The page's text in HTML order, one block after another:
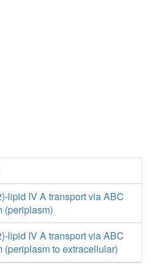
lipid IV A transport via ABC
(periplasm)
lipid IV A transport via ABC
(periplasm to extracellular)